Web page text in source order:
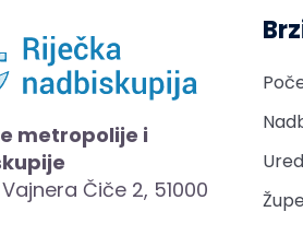
metropolije i
Čiče 2, 51000